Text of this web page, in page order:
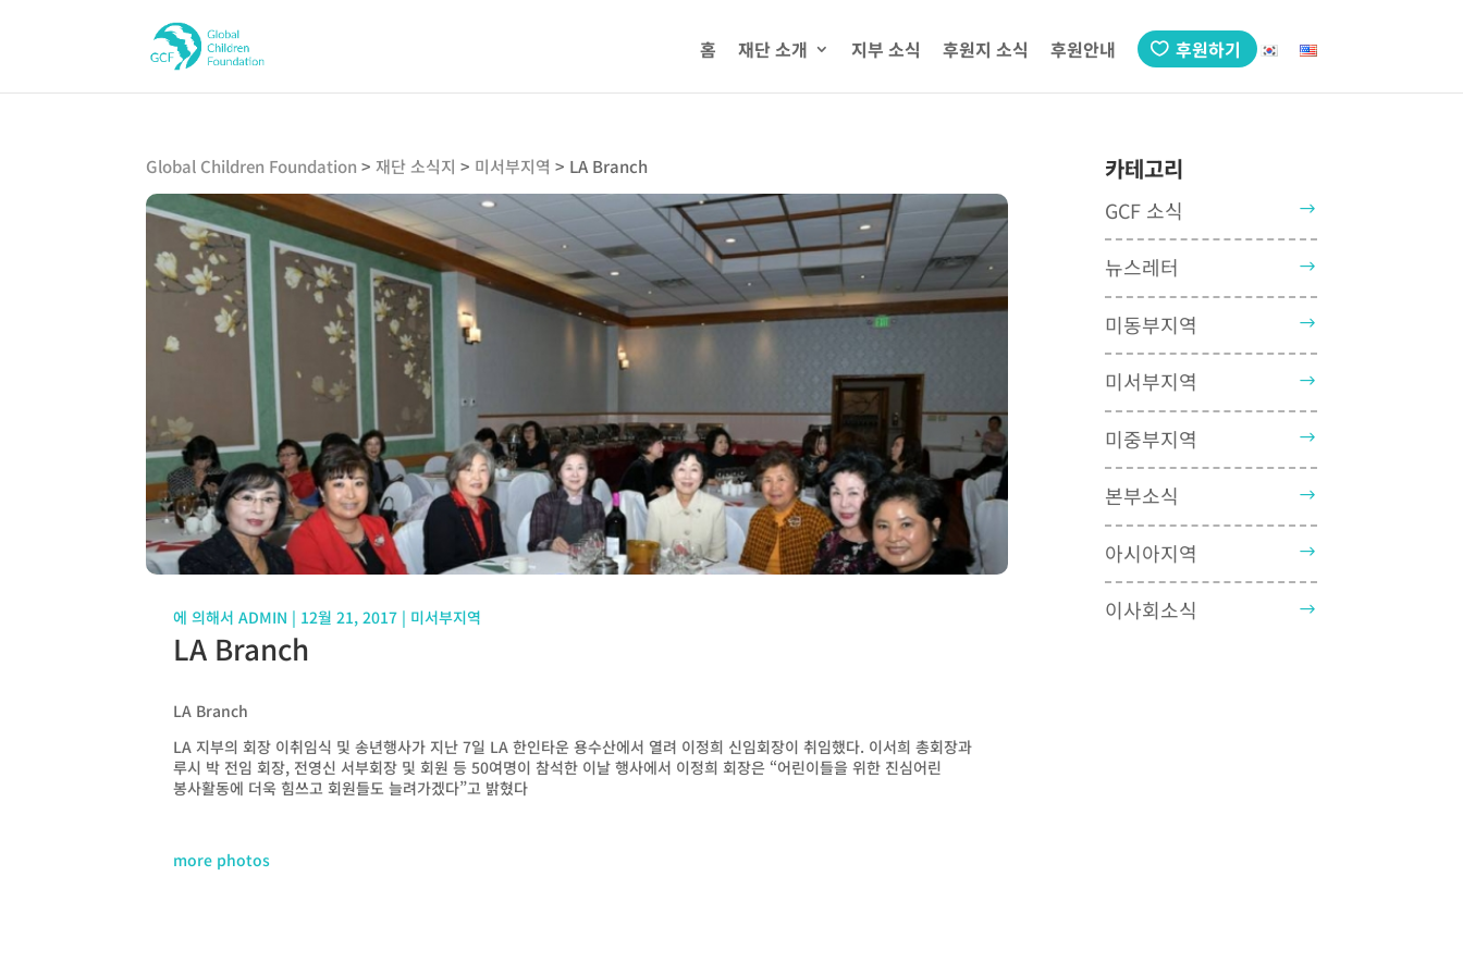
홈 재단 소개 지부 소식 후원지 소식 후원안내 후원하기
Global Children Foundation >재단 소식지 > 미서부지역 > LA Branch
에 의해서ADMIN | 12월 21, 2017 | 미서부지역
LA Branch
LA Branch
LA 지부의 회장 이취임식 및 송년행사가 지난 7일 LA 한인타운 용수산에서 열려 이정희 신임회장이 취임했다. 이서희 총회장과
루시 박 전임 회장, 전영신 서부회장 및 회원 등 50여명이 참석한 이날 행사에서 이정희 회장은 “어린이들을 위한 진심어린
봉사활동에 더욱 힘쓰고 회원들도 늘려가겠다”고 밝혔다
more photos
카테고리
GCF 소식
뉴스레터
미동부지역
미서부지역
미중부지역
본부소식
아시아지역
이사회소식